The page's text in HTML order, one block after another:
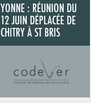
YONNE : RÉUNION DU
12 JUIN DÉPLACÉE DE
CHITRY À ST BRIS